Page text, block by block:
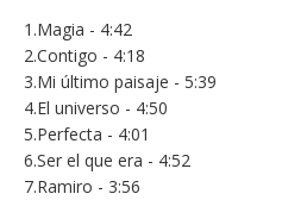
1.Magia - 4:42
2.Contigo - 4:18
3.Mi último paisaje - 5:39
4.El universo - 4:50
5.Perfecta - 4:01
6.Ser el que era - 4:52
7.Ramiro - 3:56